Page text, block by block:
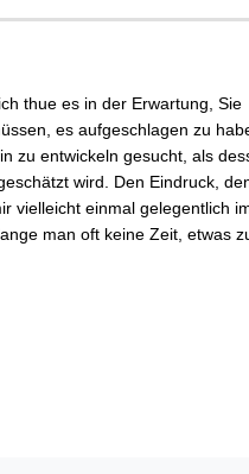
thue es in der Erwartung, Sie
es aufgeschlagen zu
zu entwickeln gesucht, als
wird. Den Eindruck,
vielleicht einmal gelegentlich
man oft keine Zeit, etwas